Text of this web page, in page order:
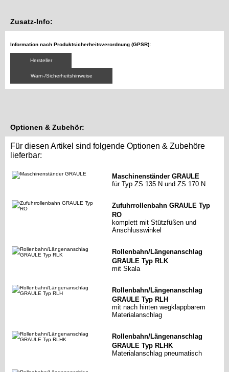
Zusatz-Info:
Information nach Produktsicherheitsverordnung (GPSR):
Hersteller
Warn-/Sicherheitshinweise
Optionen & Zubehör:
Für diesen Artikel sind folgende Optionen & Zubehöre
lieferbar:
Maschinenständer GRAULE
für Typ ZS 135 N und ZS 170 N
Zufuhrrollenbahn GRAULE Typ
RO
komplett mit Stützfüßen und
Anschlusswinkel
Rollenbahn/Längenanschlag
GRAULE Typ RLK
mit Skala
Rollenbahn/Längenanschlag
GRAULE Typ RLH
mit nach hinten wegklappbarem
Materialanschlag
Rollenbahn/Längenanschlag
GRAULE Typ RLHK
Materialanschlag pneumatisch